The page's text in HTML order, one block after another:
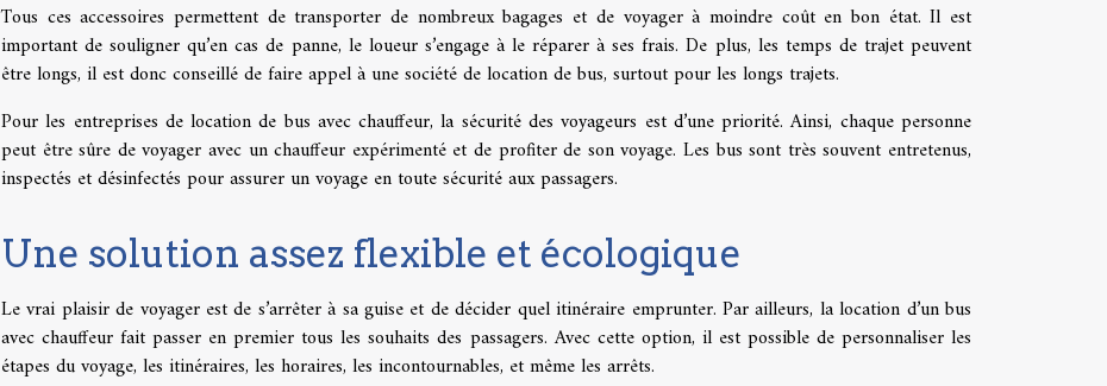
Tous ces accessoires permettent de transporter de nombreux bagages et de voyager à moindre coût en bon état. Il est
important de souligner qu’en cas de panne, le loueur s’engage à le réparer à ses frais. De plus, les temps de trajet peuvent
être longs, il est donc conseillé de faire appel à une société de location de bus, surtout pour les longs trajets.
Pour les entreprises de location de bus avec chauffeur, la sécurité des voyageurs est d’une priorité. Ainsi, chaque personne
peut être sûre de voyager avec un chauffeur expérimenté et de profiter de son voyage. Les bus sont très souvent entretenus,
inspectés et désinfectés pour assurer un voyage en toute sécurité aux passagers.
Une solution assez flexible et écologique
Le vrai plaisir de voyager est de s’arrêter à sa guise et de décider quel itinéraire emprunter. Par ailleurs, la location d’un bus
avec chauffeur fait passer en premier tous les souhaits des passagers. Avec cette option, il est possible de personnaliser les
étapes du voyage, les itinéraires, les horaires, les incontournables, et même les arrêts.